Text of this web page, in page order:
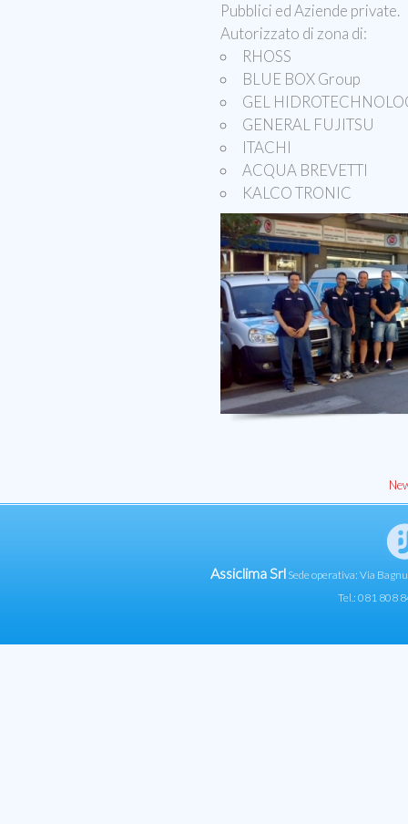
Pubblici ed Aziende
Autorizzato di zona di:
RHOSS
BLUE BOX Group
GEL
GENERAL FUJITSU
ITACHI
ACQUA BREVETTI
KALCO TRONIC
Assiclima Srl Sede operativa: Via
Tel.: 081 808